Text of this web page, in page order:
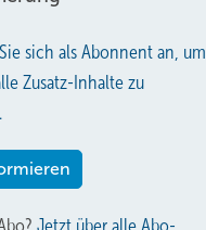
sich als Abonnent an, um
Zusatz-Inhalte zu
Jetzt über alle Abo-